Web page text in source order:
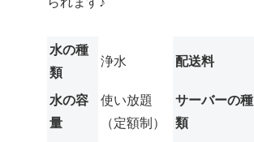
水の種
類
浄水 配送料
水の容
量
使い放題
（定額制）
サーバーの種
類